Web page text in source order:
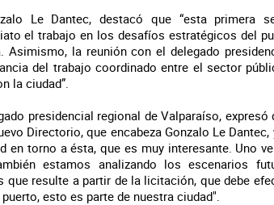
Le Dantec, destacó que “esta primera
el trabajo en los desafíos estratégicos del
Asimismo, la reunión con el delegado
del trabajo coordinado entre el sector
la ciudad”.
presidencial regional de Valparaíso,
Directorio, que encabeza Gonzalo Le
en torno a ésta, que es muy interesante. Uno
estamos analizando los escenarios
que resulte a partir de la licitación, que debe
esto es parte de nuestra ciudad".